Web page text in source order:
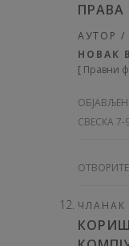
ПРАВА
АУТОР /
НОВАК
[ Правни
СВЕСКА 7-
ОТВОРИТЕ
ЧЛАНАК